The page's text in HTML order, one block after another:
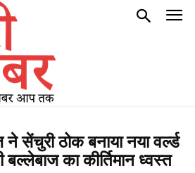
सेंचुरी ठोक बनाया नया वर्ल्ड
बल्लेबाज का कीर्तिमान ध्वस्त